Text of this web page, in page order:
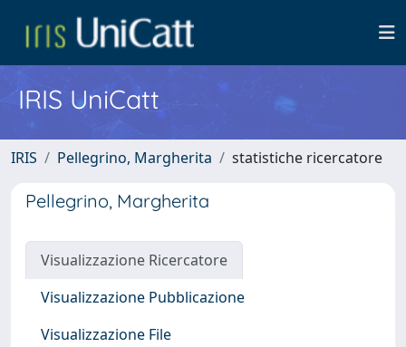
IRIS UniCatt
IRIS Pellegrino, Margherita statistiche ricercatore
Pellegrino, Margherita
Visualizzazione Ricercatore
Visualizzazione Pubblicazione
Visualizzazione File